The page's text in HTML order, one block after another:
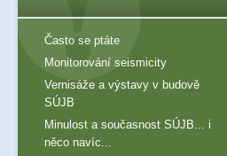
Často se ptáte
Monitorování seismicity
Vernisáže a výstavy v budově
SÚJB
Minulost a současnost SÚJB... i
něco navíc...